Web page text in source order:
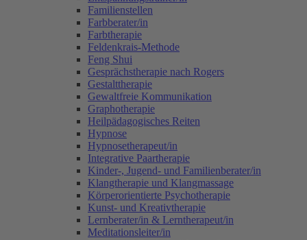
Familienstellen
Farbberater/in
Farbtherapie
Feldenkrais-Methode
Feng Shui
Gesprächstherapie nach Rogers
Gestalttherapie
Gewaltfreie Kommunikation
Graphotherapie
Heilpädagogisches Reiten
Hypnose
Hypnosetherapeut/in
Integrative Paartherapie
Kinder-, Jugend- und Familienberater/in
Klangtherapie und Klangmassage
Körperorientierte Psychotherapie
Kunst- und Kreativtherapie
Lernberater/in & Lerntherapeut/in
Meditationsleiter/in